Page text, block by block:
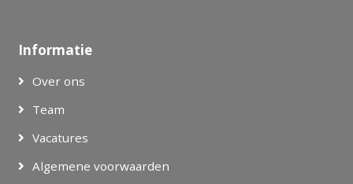
Informatie
Over ons
Team
Vacatures
Algemene voorwaarden